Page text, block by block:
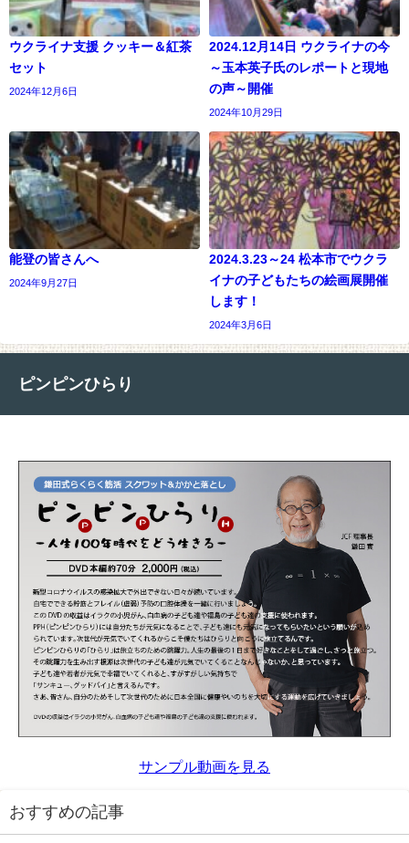
ウクライナ支援 クッキー＆紅茶
セット
2024年12月6日
2024.12月14日 ウクライナの今
～玉本英子氏のレポートと現地
の声～開催
2024年10月29日
能登の皆さんへ
2024年9月27日
2024.3.23～24 松本市でウクラ
イナの子どもたちの絵画展開催
します！
2024年3月6日
ピンピンひらり
サンプル動画を見る
おすすめの記事